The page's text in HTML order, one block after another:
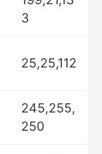
3
25,25,112
245,255,
250